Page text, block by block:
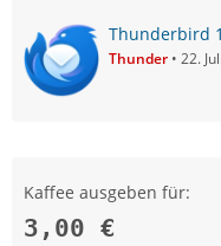
Thunderbird
Thunder 22.
Kaffee ausgeben für:
3,00 €